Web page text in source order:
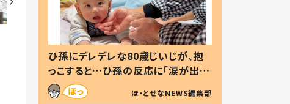
ひ孫にデレデレな80歳じいじが、抱
っこすると…ひ孫の反応に「涙が出ま
した」「可愛くて仕方ない」
ほ・とせなNEWS編集部